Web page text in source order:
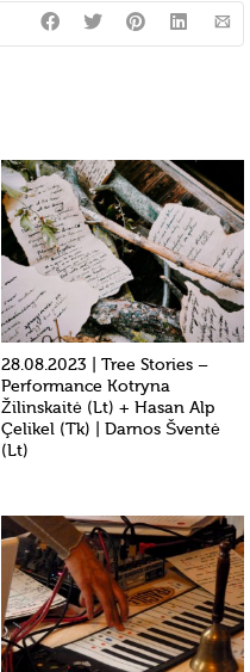
28.08.2023 | Tree Stories –
Performance Kotryna
Žilinskaitė (Lt) + Hasan Alp
Çelikel (Tk) | Darnos Šventė
(Lt)